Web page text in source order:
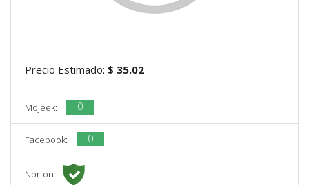
Precio Estimado: $ 35.02
Mojeek: 0
Facebook: 0
Norton: